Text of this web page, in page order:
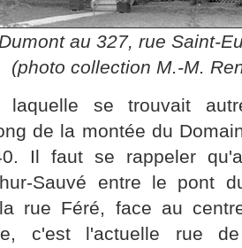
au 327, rue Saint-
(photo collection M.-M.
se trouvait
de la montée du
Il faut se rappeler
Sauvé entre le pont
rue Féré, face au
c'est l'actuelle rue